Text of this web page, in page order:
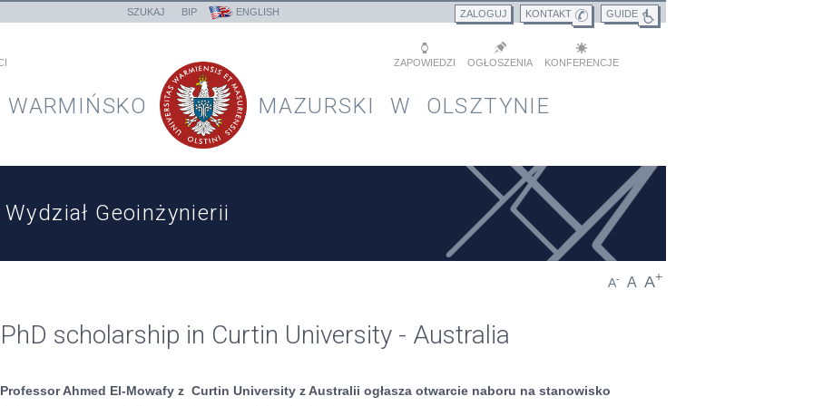
SZUKAJ BIP ENGLISH GUIDE
KONTAKT
ZALOGUJ
KONFERENCJE
OGŁOSZENIA
ZAPOWIEDZI
WARMIŃSKO MAZURSKI W OLSZTYNIE
Wydział Geoinżynierii
A- A A+
PhD scholarship in Curtin University - Australia
Professor Ahmed El-Mowafy z Curtin University z Australii ogłasza otwarcie naboru na stanowisko